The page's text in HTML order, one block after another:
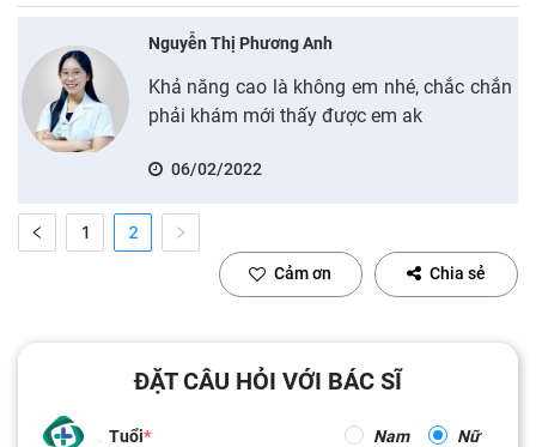
Nguyễn Thị Phương Anh
Khả năng cao là không em nhé, chắc chắn
phải khám mới thấy được em ak
06/02/2022
1 2
Cảm ơn Chia sẻ
ĐẶT CÂU HỎI VỚI BÁC SĨ
Tuổi Nam Nữ